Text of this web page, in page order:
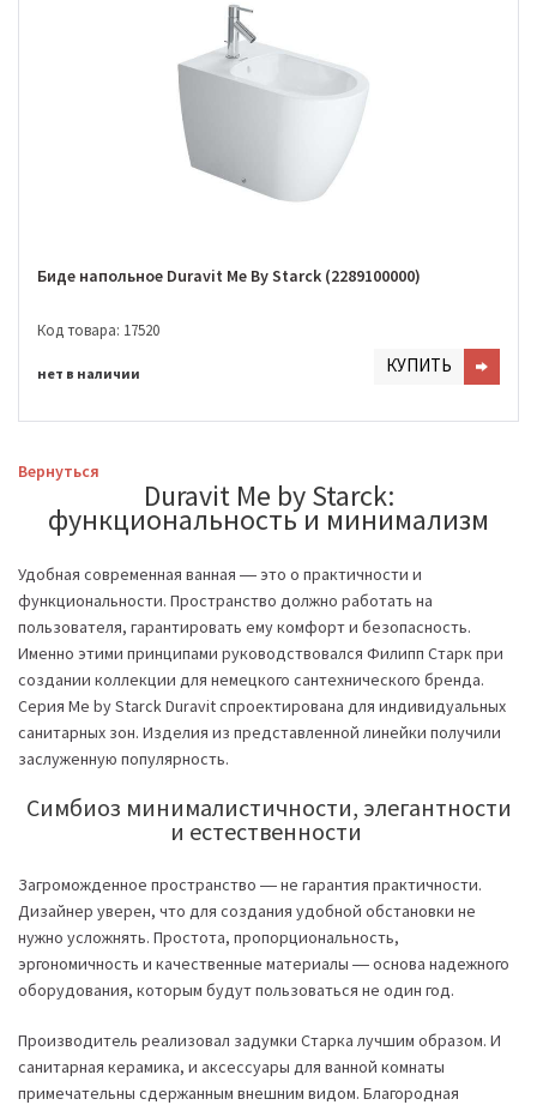
Duravit Me by Starck:
функциональность и минимализм
Удобная современная ванная ― это о практичности и
функциональности. Пространство должно работать на
пользователя, гарантировать ему комфорт и безопасность.
Именно этими принципами руководствовался Филипп Старк при
создании коллекции для немецкого сантехнического бренда.
Серия Me by Starck Duravit спроектирована для индивидуальных
санитарных зон. Изделия из представленной линейки получили
заслуженную популярность.
Симбиоз минималистичности, элегантности
и естественности
Загроможденное пространство ― не гарантия практичности.
Дизайнер уверен, что для создания удобной обстановки не
нужно усложнять. Простота, пропорциональность,
эргономичность и качественные материалы ― основа надежного
оборудования, которым будут пользоваться не один год.
Производитель реализовал задумки Старка лучшим образом. И
санитарная керамика, и аксессуары для ванной комнаты
примечательны сдержанным внешним видом. Благородная
Биде напольное Duravit Me By Starck (2289100000)
Код товара: 17520
нет в наличии КУПИТЬ
Вернуться